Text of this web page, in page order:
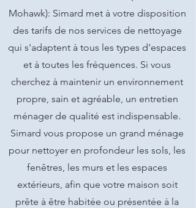
Mohawk): Simard met à votre disposition
des tarifs de nos services de nettoyage
qui s'adaptent à tous les types d'espaces
et à toutes les fréquences. Si vous
cherchez à maintenir un environnement
propre, sain et agréable, un entretien
ménager de qualité est indispensable.
Simard vous propose un grand ménage
pour nettoyer en profondeur les sols, les
fenêtres, les murs et les espaces
extérieurs, afin que votre maison soit
prête à être habitée ou présentée à la